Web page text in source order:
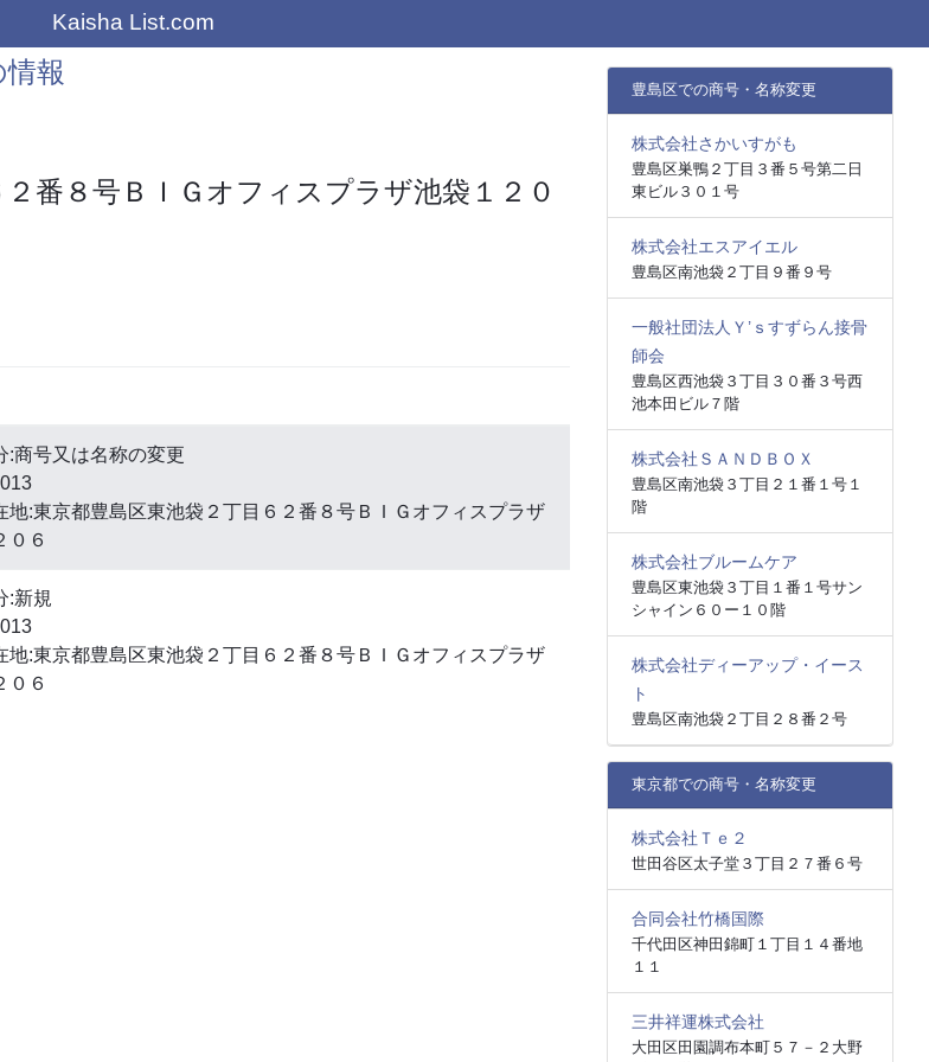
Kaisha List.com
報
番８号ＢＩＧオフィスプラザ池袋１２０
:商号又は名称の変更
地:東京都豊島区東池袋２丁目６２番８号ＢＩＧオフィスプラザ
０６
:新規
地:東京都豊島区東池袋２丁目６２番８号ＢＩＧオフィスプラザ
０６
豊島区での商号・名称変更
株式会社さかいすがも
豊島区巣鴨２丁目３番５号第二日
東ビル３０１号
株式会社エスアイエル
豊島区南池袋２丁目９番９号
一般社団法人Ｙ’ｓすずらん接骨
師会
豊島区西池袋３丁目３０番３号西
池本田ビル７階
株式会社ＳＡＮＤＢＯＸ
豊島区南池袋３丁目２１番１号１
階
株式会社ブルームケア
豊島区東池袋３丁目１番１号サン
シャイン６０ー１０階
株式会社ディーアップ・イース
ト
豊島区南池袋２丁目２８番２号
東京都での商号・名称変更
株式会社Ｔｅ２
世田谷区太子堂３丁目２７番６号
合同会社竹橋国際
千代田区神田錦町１丁目１４番地
１１
三井祥運株式会社
大田区田園調布本町５７－２大野